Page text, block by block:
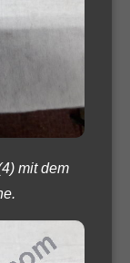
mit dem